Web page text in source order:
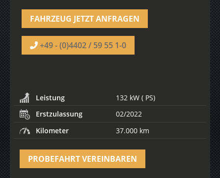
FAHRZEUG JETZT ANFRAGEN
+49 - (0)4402 / 59 55 1-0
Leistung
132 kW ( PS)
Erstzulassung
02/2022
Kilometer
37.000 km
PROBEFAHRT VEREINBAREN